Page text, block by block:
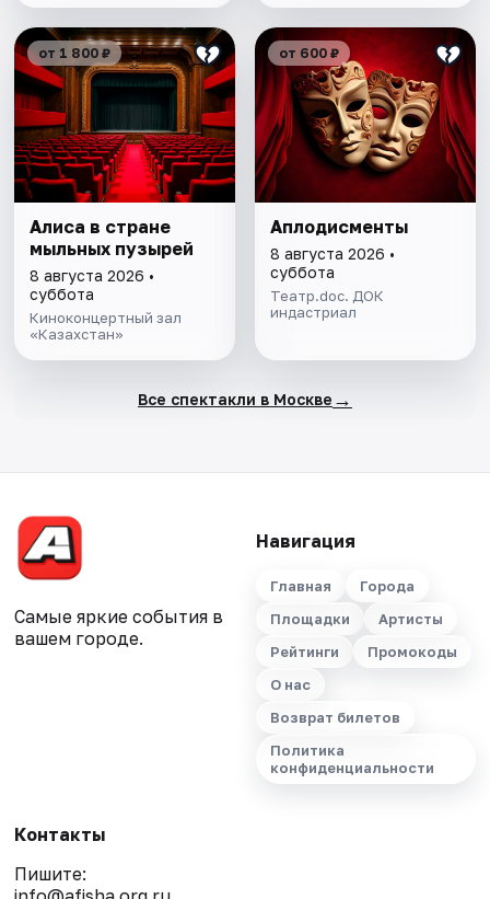
от 1 800 ₽
Алиса в стране
мыльных пузырей
8 августа 2026 •
суббота
Киноконцертный зал
«Казахстан»
от 600 ₽
Аплодисменты
8 августа 2026 •
суббота
Театр.doc. ДОК
индастриал
Все спектакли в Москве →
Самые яркие события в
вашем городе.
Навигация
Главная
Города
Площадки
Артисты
Рейтинги
Промокоды
О нас
Возврат билетов
Политика
конфиденциальности
Контакты
Пишите: